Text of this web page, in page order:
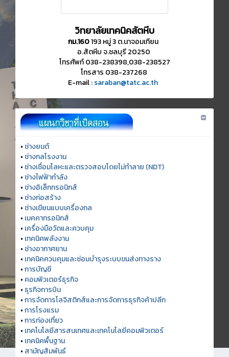
วิทยาลัยเทคนิคสัตหีบ
กม.160193 หมู่ 3 ต.นาจอมเทียน
อ.สัตหีบ จ.ชลบุรี 20250
โทรศัพท์ 038-238398,038-238527
โทรสาร 038-237268
E-mail :saraban@tatc.ac.th
• ช่างยนต์
• ช่างกลโรงงาน
• ช่างเชื่อมโลหะและตรวจสอบโดยไม่ทำลาย (NDT)
• ช่างไฟฟ้ากำลัง
• ช่างอิเล็กทรอนิกส์
• ช่างก่อสร้าง
• ช่างเขียนแบบเครื่องกล
• เมคคาทรอนิกส์
• เครื่องมือวัดและควบคุม
• เทคนิคพลังงาน
• ช่างอากาศยาน
• เทคนิคควบคุมและซ่อมบำรุงระบบขนส่งทางราง
•การบัญชี
• คอมพิวเตอร์ธุรกิจ
• ธุรกิจการบิน
•การจัดการโลจิสติกส์และการจัดการธุรกิจค้าปลีก
•การโรงแรม
•การท่องเที่ยว
• เทคโนโลยีสารสนเทศและเทคโนโลยีคอมพิวเตอร์
• เทคนิคพื้นฐาน
• สามัญสัมพันธ์